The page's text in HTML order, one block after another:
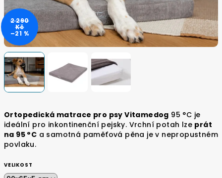
Ortopedická matrace pro psy Vitamedog 95 °C je
ideální pro inkontinenční pejsky. Vrchní potah lze prát
na 95 °C a samotná paměťová pěna je v nepropustném
povlaku.
VELIKOST
2 290
Kč
–21 %